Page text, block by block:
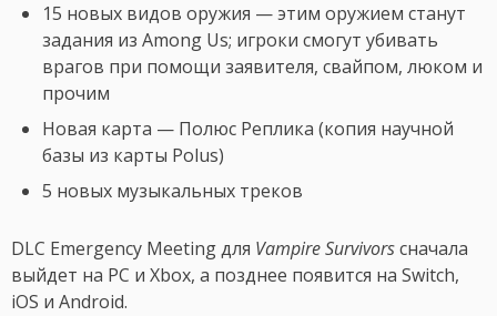
15 новых видов оружия — этим оружием станут
задания из Among Us; игроки смогут убивать
врагов при помощи заявителя, свайпом, люком и
прочим
Новая карта — Полюс Реплика (копия научной
базы из карты Polus)
5 новых музыкальных треков
DLC Emergency Meeting для Vampire Survivorsсначала
выйдет на PC и Xbox, а позднее появится на Switch,
iOS и Android.